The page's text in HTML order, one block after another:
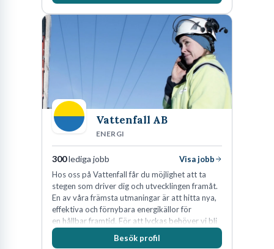
Vattenfall AB
ENERGI
300lediga jobb
Visa jobb
Hos oss på Vattenfall får du möjlighet att ta
stegen som driver dig och utvecklingen framåt.
En av våra främsta utmaningar är att hitta nya,
effektiva och förnybara energikällor för
en hållbar framtid. För att lyckas behöver vi bli
fler medarbetare som vill göra skillnad.
Besök profil